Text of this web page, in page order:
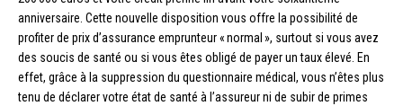
anniversaire. Cette nouvelle disposition vous offre la possibilité de
profiter de prix d’assurance emprunteur « normal », surtout si vous avez
des soucis de santé ou si vous êtes obligé de payer un taux élevé. En
effet, grâce à la suppression du questionnaire médical, vous n’êtes plus
tenu de déclarer votre état de santé à l’assureur ni de subir de primes